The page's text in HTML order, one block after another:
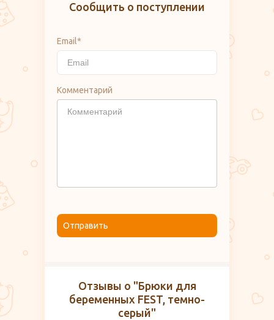
Сообщить о поступлении
Email*
Комментарий
Отправить
Отзывы о "Брюки для
беременных FEST, темно-
серый"